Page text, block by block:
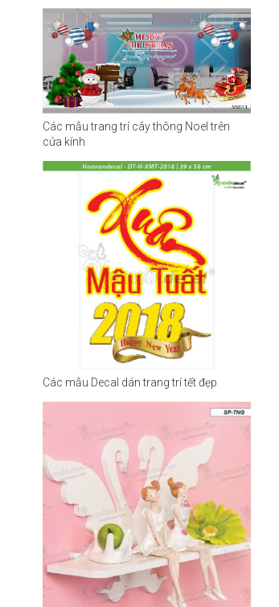
Các mẫu trang trí cây thông Noel trên
cửa kính
Các mẫu Decal dán trang trí tết đẹp